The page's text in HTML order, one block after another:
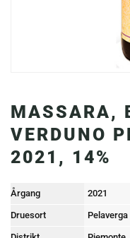
MASSARA,
VERDUNO
2021, 14%
Årgang 2021
Druesort Pelaverga